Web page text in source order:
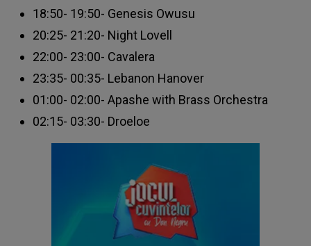
18:50- 19:50- Genesis Owusu
20:25- 21:20- Night Lovell
22:00- 23:00- Cavalera
23:35- 00:35- Lebanon Hanover
01:00- 02:00- Apashe with Brass Orchestra
02:15- 03:30- Droeloe